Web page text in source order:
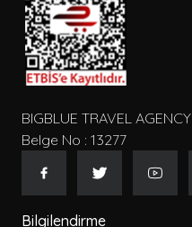
BIGBLUE TRAVEL AGENCY
Belge No : 13277
Bilgilendirme